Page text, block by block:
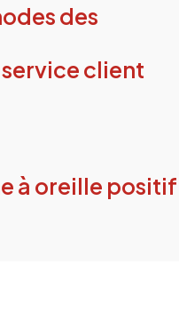
des
client
à oreille positif